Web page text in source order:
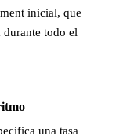
inicial, que
todo el
una tasa